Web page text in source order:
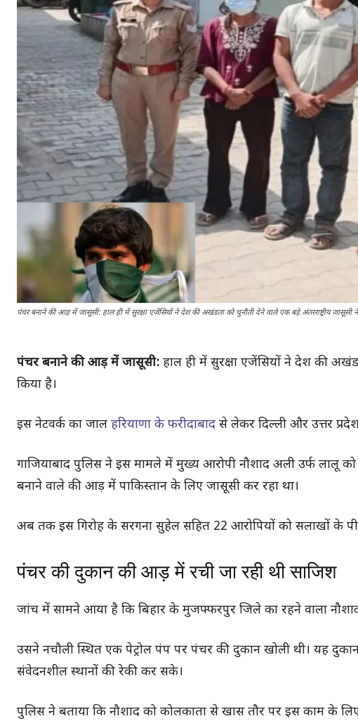
पंचर बनाने की आड़ में जासूसी: हाल ही में सुरक्षा एजेंसियों ने देश की अखंडता को चुनौती देने वाले एक बड़े अंतरराष्ट्रीय जासूसी
पंचर बनाने की आड़ में जासूसी: हाल ही में सुरक्षा एजेंसियों ने देश की
किया है।
इस नेटवर्क का जाल हरियाणा के फरीदाबाद से लेकर दिल्ली और उत्तर
गाजियाबाद पुलिस ने इस मामले में मुख्य आरोपी नौशाद अली उर्फ लालू
बनाने वाले की आड़ में पाकिस्तान के लिए जासूसी कर रहा था।
अब तक इस गिरोह के सरगना सुहेल सहित 22 आरोपियों को सलाखों के
पंचर की दुकान की आड़ में रची जा रही थी साजिश
जांच में सामने आया है कि बिहार के मुजफ्फरपुर जिले का रहने वाला
उसने नचौली स्थित एक पेट्रोल पंप पर पंचर की दुकान खोली थी। यह
संवेदनशील स्थानों की रेकी कर सके।
पुलिस ने बताया कि नौशाद को कोलकाता से खास तौर पर इस काम के